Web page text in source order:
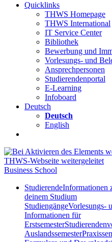
Quicklinks
THWS Homepage
THWS International
IT Service Center
Bibliothek
Bewerbung und
Vorlesungs- und
Ansprechpersonen
Studierendenportal
E-Learning
Infoboard
Deutsch
Deutsch
English
Business School
StudierendeInformationen
deinem Studium
StudiengängeVorlesungs-
Informationen für
Erstsemester
Auslandssemester